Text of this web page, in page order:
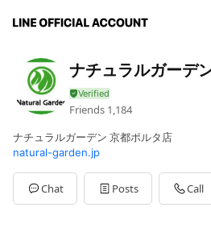
ナチュラルガーデ
Friends 1,184
ナチュラルガーデン 京都ポルタ店
natural-garden.jp
Chat Posts Call